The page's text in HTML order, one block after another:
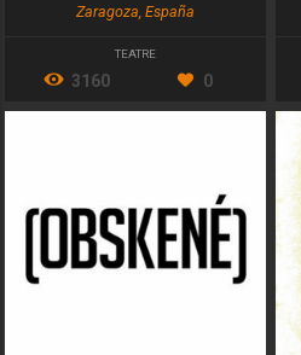
Zaragoza, España
TEATRE
3160 0